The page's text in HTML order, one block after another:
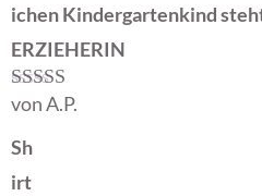
ichen Kindergartenkind
ERZIEHERIN
Bewertet mit
von A.P.
Sh
irt